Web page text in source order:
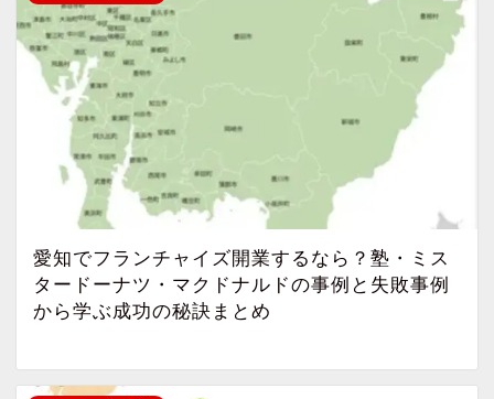
愛知でフランチャイズ開業するなら？塾・ミス
タードーナツ・マクドナルドの事例と失敗事例
から学ぶ成功の秘訣まとめ